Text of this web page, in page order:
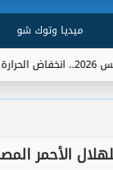
ميديا وتوك شو
الأحمر